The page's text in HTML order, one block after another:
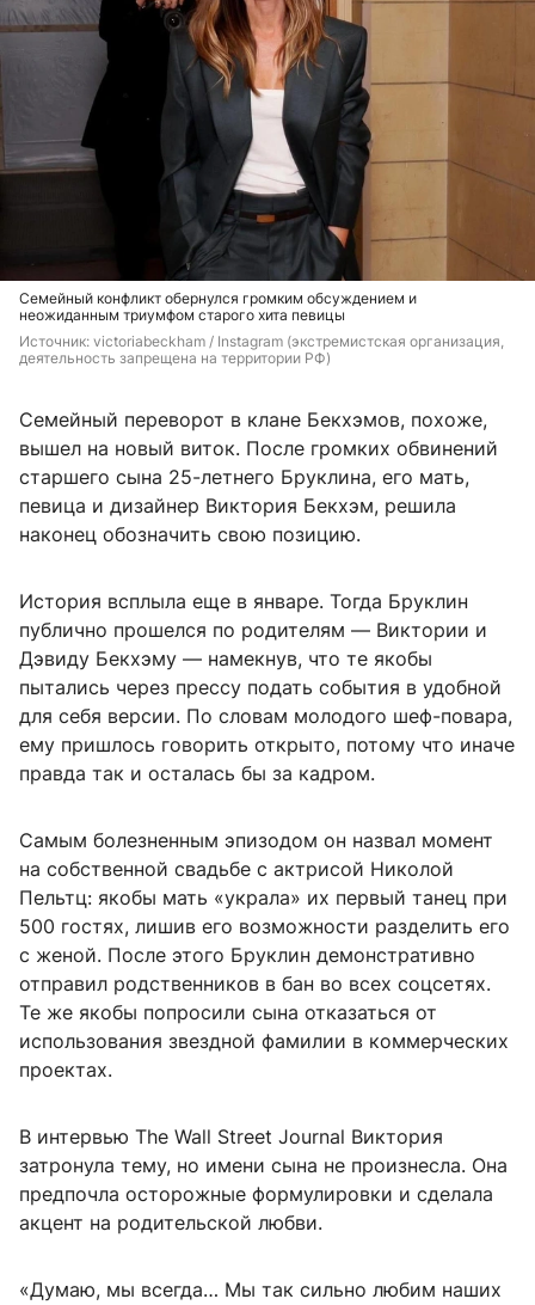
Семейный конфликт обернулся громким обсуждением и
неожиданным триумфом старого хита певицы
Источник: victoriabeckham / Instagram (экстремистская организация,
деятельность запрещена на территории РФ)
Семейный переворот в клане Бекхэмов, похоже,
вышел на новый виток. После громких обвинений
старшего сына 25-летнего Бруклина, его мать,
певица и дизайнер Виктория Бекхэм, решила
наконец обозначить свою позицию.
История всплыла еще в январе. Тогда Бруклин
публично прошелся по родителям — Виктории и
Дэвиду Бекхэму — намекнув, что те якобы
пытались через прессу подать события в удобной
для себя версии. По словам молодого шеф-повара,
ему пришлось говорить открыто, потому что иначе
правда так и осталась бы за кадром.
Самым болезненным эпизодом он назвал момент
на собственной свадьбе с актрисой Николой
Пельтц: якобы мать «украла» их первый танец при
500 гостях, лишив его возможности разделить его
с женой. После этого Бруклин демонстративно
отправил родственников в бан во всех соцсетях.
Те же якобы попросили сына отказаться от
использования звездной фамилии в коммерческих
проектах.
В интервью The Wall Street Journal Виктория
затронула тему, но имени сына не произнесла. Она
предпочла осторожные формулировки и сделала
акцент на родительской любви.
«Думаю, мы всегда… Мы так сильно любим наших